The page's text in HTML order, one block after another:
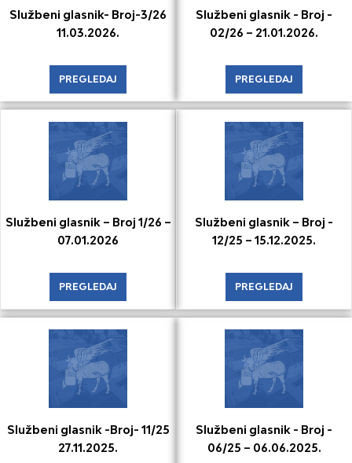
Službeni glasnik- Broj-3/26
11.03.2026.​
PREGLEDAJ
Službeni glasnik - Broj -
02/26 – 21.01.2026.
PREGLEDAJ
Službeni glasnik – Broj 1/26 –
07.01.2026
PREGLEDAJ
Službeni glasnik – Broj -
12/25 – 15.12.2025.
PREGLEDAJ
Službeni glasnik -Broj- 11/25
27.11.2025.
Službeni glasnik - Broj -
06/25 – 06.06.2025.